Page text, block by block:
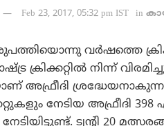
Feb 23, 2017, 05:32 pm IST in
വര്‍ഷത്തെ
ക്രിക്കറ്റില്‍ നിന്ന്
അഫ്രീദി
നേടിയ അഫ്രീദി
ട്വന്റി 20